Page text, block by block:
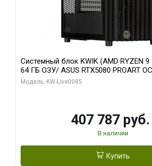
Системный блок KWIK (AMD RYZEN 9
64 ГБ ОЗУ/ ASUS RTX5080 PROART
256bit Type-C DP 2/ 1 ТБ SSD)
Модель: KW-Live0085
407 787 руб.
В наличии
Купить